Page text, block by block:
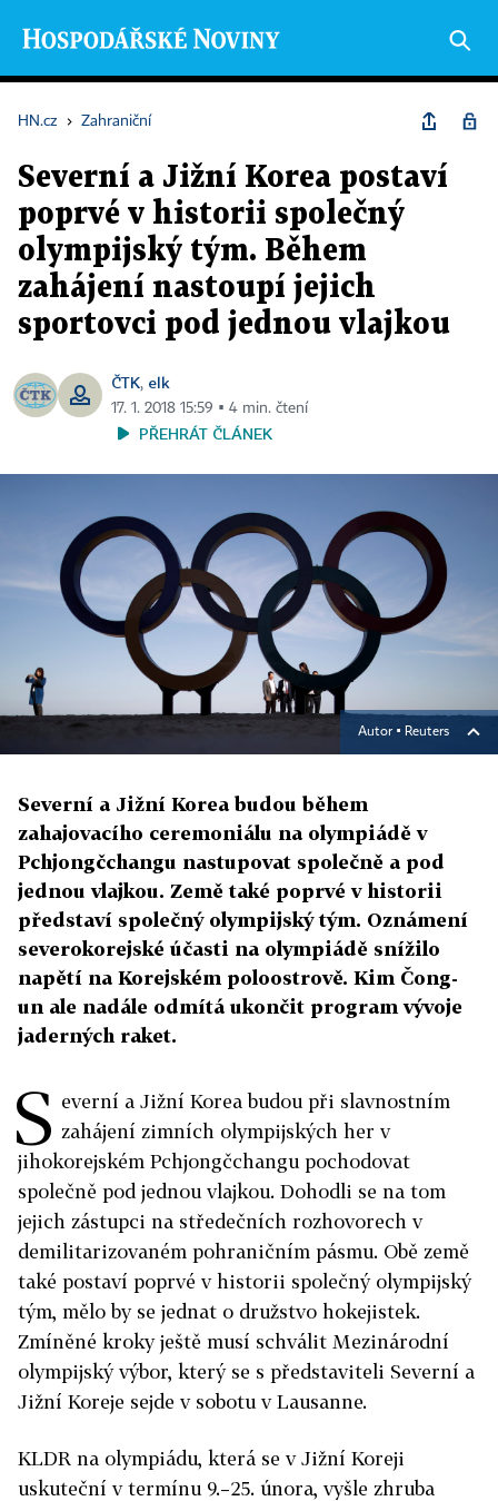
HN.cz › Zahraniční
Severní a Jižní Korea postaví
poprvé v historii společný
olympijský tým. Během
zahájení nastoupí jejich
sportovci pod jednou vlajkou
ČTK, elk
17. 1. 2018 15:59 ▪ 4 min. čtení
PŘEHRÁT ČLÁNEK
Autor ▪ Reuters
Severní a Jižní Korea budou během
zahajovacího ceremoniálu na olympiádě v
Pchjongčchangu nastupovat společně a pod
jednou vlajkou. Země také poprvé v historii
představí společný olympijský tým. Oznámení
severokorejské účasti na olympiádě snížilo
napětí na Korejském poloostrově. Kim Čong-
un ale nadále odmítá ukončit program vývoje
jaderných raket.
S everní a Jižní Korea budou při slavnostním
zahájení zimních olympijských her v
jihokorejském Pchjongčchangu pochodovat
společně pod jednou vlajkou. Dohodli se na tom
jejich zástupci na středečních rozhovorech v
demilitarizovaném pohraničním pásmu. Obě země
také postaví poprvé v historii společný olympijský
tým, mělo by se jednat o družstvo hokejistek.
Zmíněné kroky ještě musí schválit Mezinárodní
olympijský výbor, který se s představiteli Severní a
Jižní Koreje sejde v sobotu v Lausanne.
KLDR na olympiádu, která se v Jižní Koreji
uskuteční v termínu 9.–25. února, vyšle zhruba